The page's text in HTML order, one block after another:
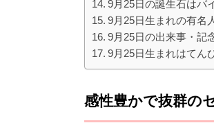
9月25日の誕生石はバ
9月25日生まれの有名
9月25日の出来事・記
9月25日生まれはてん
感性豊かで抜群の